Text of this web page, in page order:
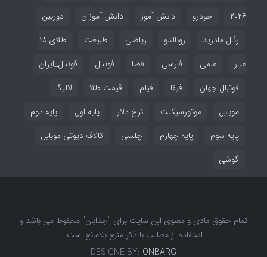
۲۰۲۶
خودرو دانش آموز دانش آموزان
دوربین
رئال مادرید
رونالدو ریاضی طبیعت
طلای ۱۸
عیار
علمی فارسی فضا فوتبال
فوتبال_ایران
فوتبال جهان
فیفا فیلم قیمت طلا
لالیگا
موبایل
موتورسیکلت نرخ دلار پایه اول
پایه دوم
پایه سوم
پایه چهارم چلسی
کالاف دیوتی موبایل
گوشی
تمام حقوق مادی و معنوی این سایت برای "جذابان" محفوظ می باشد و
استفاده از مطالب با ذکر منبع بلامانع است.
DESIGNE BY: ONBARG